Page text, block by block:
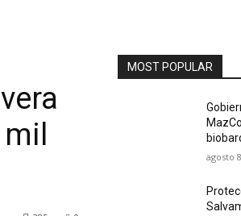
MOST POPULAR
agosto